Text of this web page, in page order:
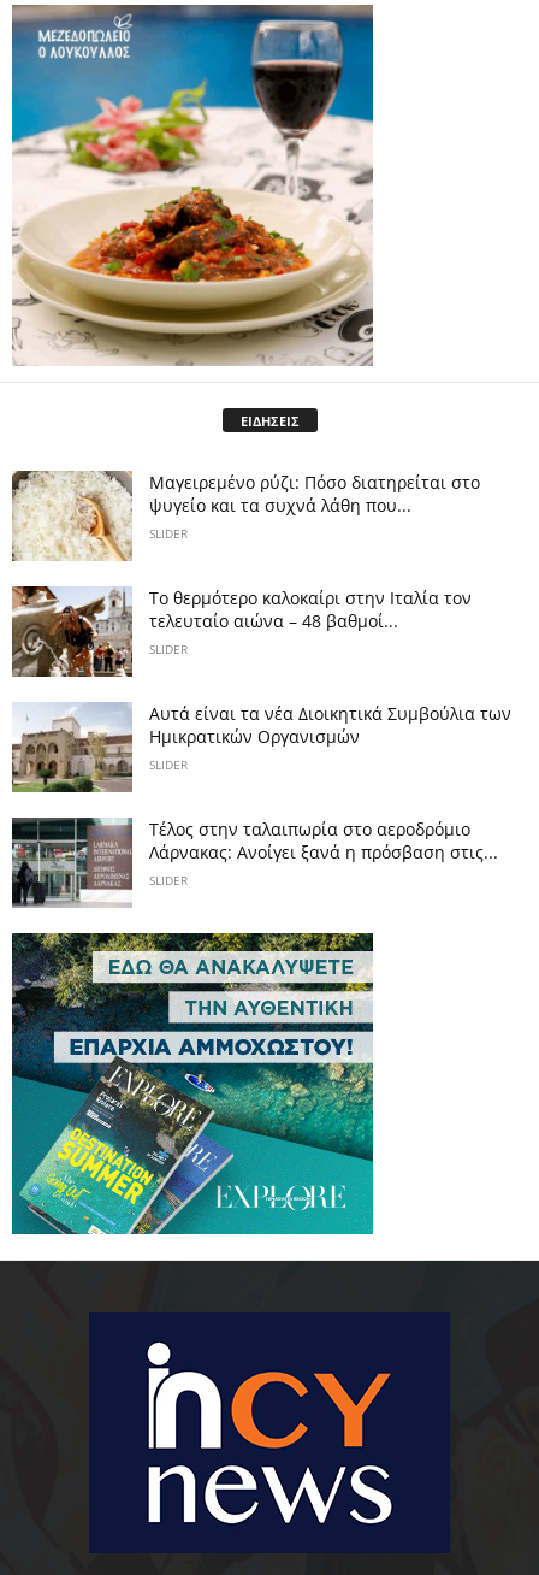
ΕΙΔΗΣΕΙΣ
Μαγειρεμένο ρύζι: Πόσο διατηρείται στο
ψυγείο και τα συχνά λάθη που...
SLIDER
Το θερμότερο καλοκαίρι στην Ιταλία τον
τελευταίο αιώνα – 48 βαθμοί...
SLIDER
Αυτά είναι τα νέα Διοικητικά Συμβούλια των
Ημικρατικών Οργανισμών
SLIDER
Tέλος στην ταλαιπωρία στο αεροδρόμιο
Λάρνακας: Ανοίγει ξανά η πρόσβαση στις...
SLIDER